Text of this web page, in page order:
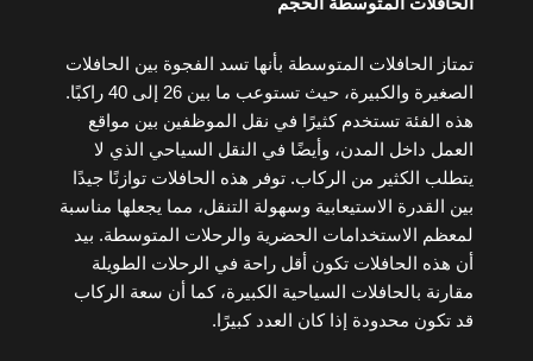
تمتاز الحافلات المتوسطة بأنها تسد الفجوة بين الحافلات
الصغيرة والكبيرة، حيث تستوعب ما بين 26 إلى 40 راكبًا.
هذه الفئة تستخدم كثيرًا في نقل الموظفين بين مواقع
العمل داخل المدن، وأيضًا في النقل السياحي الذي لا
يتطلب الكثير من الركاب. توفر هذه الحافلات توازنًا جيدًا
بين القدرة الاستيعابية وسهولة التنقل، مما يجعلها مناسبة
لمعظم الاستخدامات الحضرية والرحلات المتوسطة. بيد
أن هذه الحافلات تكون أقل راحة في الرحلات الطويلة
مقارنة بالحافلات السياحية الكبيرة، كما أن سعة الركاب
قد تكون محدودة إذا كان العدد كبيرًا.